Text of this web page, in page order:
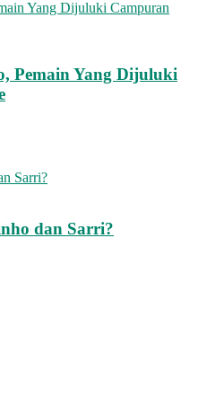
Pemain Yang Dijuluki
dan Sarri?